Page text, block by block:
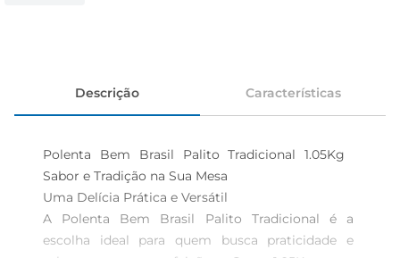
Descrição Características
Polenta Bem Brasil Palito Tradicional 1.05Kg
Sabor e Tradição na Sua Mesa
Uma Delícia Prática e Versátil
A Polenta Bem Brasil Palito Tradicional é a
escolha ideal para quem busca praticidade e